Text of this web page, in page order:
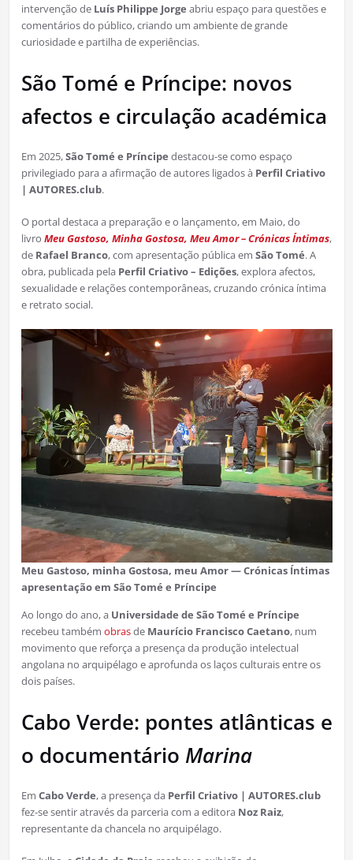
intervenção de Luís Philippe Jorge abriu espaço para questões e
comentários do público, criando um ambiente de grande
curiosidade e partilha de experiências.
São Tomé e Príncipe: novos
afectos e circulação académica
Em 2025,São Tomé e Príncipe destacou-se como espaço
privilegiado para a afirmação de autores ligados à Perfil Criativo
| AUTORES.club.
O portal destaca a preparação e o lançamento, em Maio, do
livro Meu Gastoso, Minha Gostosa, Meu Amor – Crónicas Íntimas,
de Rafael Branco, com apresentação pública em São Tomé. A
obra, publicada pela Perfil Criativo – Edições, explora afectos,
sexualidade e relações contemporâneas, cruzando crónica íntima
e retrato social.
Meu Gastoso, minha Gostosa, meu Amor — Crónicas Íntimas
apresentação em São Tomé e Príncipe
Ao longo do ano, a Universidade de São Tomé e Príncipe
recebeu também obrasde Maurício Francisco Caetano, num
movimento que reforça a presença da produção intelectual
angolana no arquipélago e aprofunda os laços culturais entre os
dois países.
Cabo Verde: pontes atlânticas e
o documentário Marina
Em Cabo Verde, a presença da Perfil Criativo | AUTORES.club
fez-se sentir através da parceria com a editora Noz Raiz,
representante da chancela no arquipélago.